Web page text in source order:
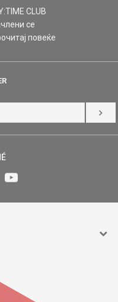
CLUB
се
повеќе
Скопје